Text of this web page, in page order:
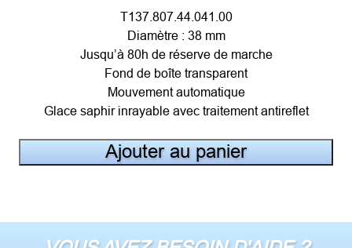
T137.807.44.041.00
Diamètre : 38 mm
Jusqu’à 80h de réserve de marche
Fond de boîte transparent
Mouvement automatique
Glace saphir inrayable avec traitement antireflet
Ajouter au panier